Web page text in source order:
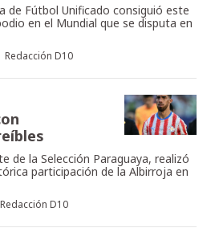
de Fútbol Unificado consiguió este
en el Mundial que se disputa en
Redacción D10
de la Selección Paraguaya, realizó
participación de la Albirroja en
Redacción D10